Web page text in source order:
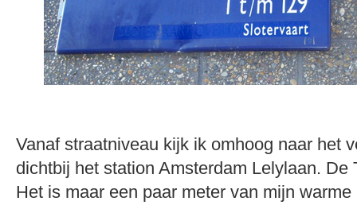
Vanaf straatniveau kijk ik omhoog naar het
dichtbij het station Amsterdam Lelylaan. De
Het is maar een paar meter van mijn